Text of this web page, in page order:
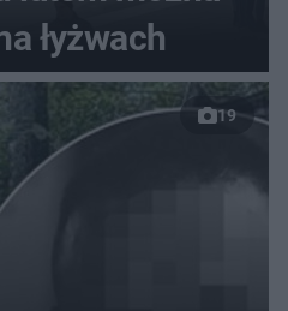
łyżwach
19